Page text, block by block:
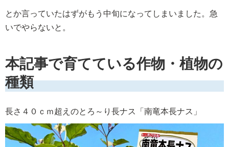
とか言っていたはずがもう中旬になってしまいました。急
いでやらないと。
本記事で育てている作物・植物の
種類
長さ４０ｃｍ超えのとろ～り長ナス「南竜本長ナス」